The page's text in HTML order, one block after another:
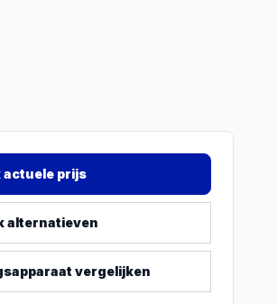
actuele prijs
alternatieven
vergelijken